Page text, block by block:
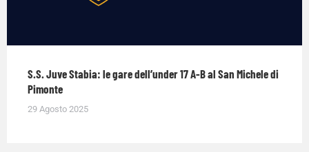
S.S. Juve Stabia: le gare dell’under 17 A-B al San Michele di
Pimonte
29 Agosto 2025